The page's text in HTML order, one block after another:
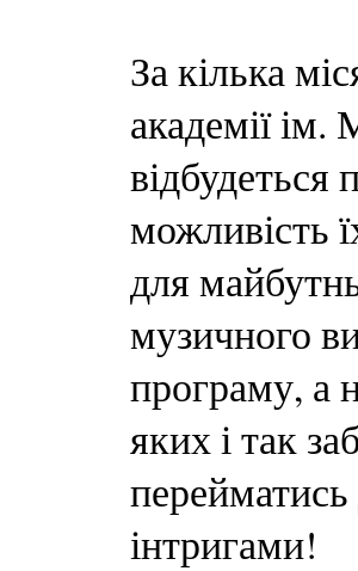
За кілька
академії
відбудеться
можливість
для
музичного
програму, а
яких і так
інтригами!